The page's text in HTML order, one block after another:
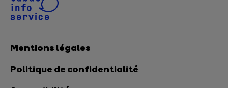
Mentions légales
Politique de confidentialité